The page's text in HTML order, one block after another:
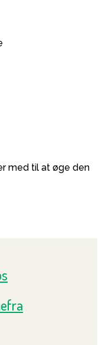
med til at øge den